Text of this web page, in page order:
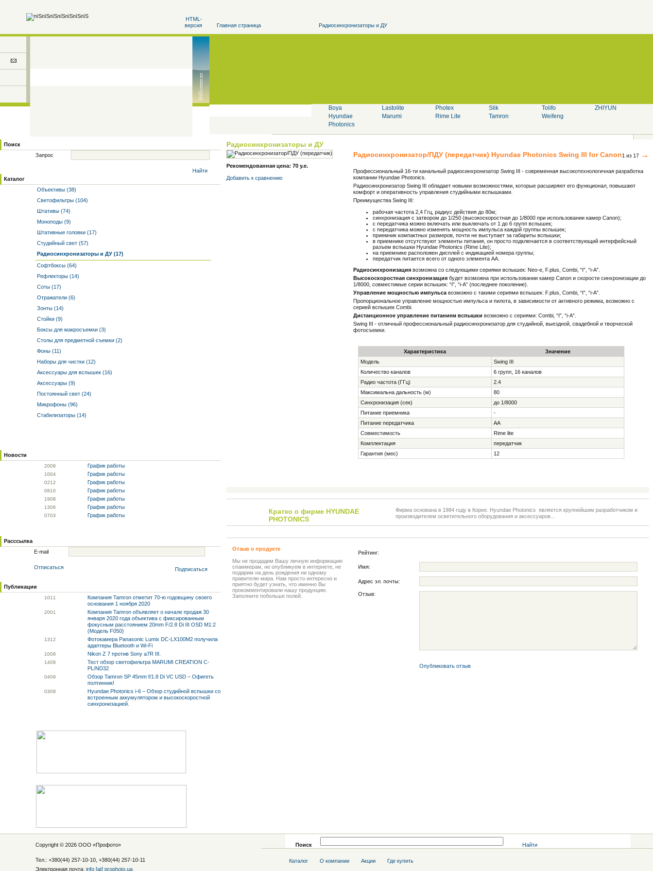
HTML-
версия
Главная страница Радиосинхронизаторы и ДУ
Boya
Hyundae
Photonics
Lastolite
Marumi
Photex
Rime Lite
Slik
Tamron
Tolifo
Weifeng
ZHIYUN
Поиск
Запрос
Найти
Каталог
Объективы (38)
Светофильтры (104)
Штативы (74)
Моноподы (9)
Штативные головки (17)
Студийный свет (57)
Радиосинхронизаторы и ДУ (17)
Софтбоксы (64)
Рефлекторы (14)
Соты (17)
Отражатели (6)
Зонты (14)
Стойки (9)
Боксы для макросъемки (3)
Столы для предметной съемки (2)
Фоны (11)
Наборы для чистки (12)
Аксессуары для вспышек (16)
Аксессуары (9)
Постоянный свет (24)
Микрофоны (96)
Стабилизаторы (14)
Новости
2008 График работы
1004 График работы
0212 График работы
0810 График работы
1908 График работы
1306 График работы
0703 График работы
Расссылка
E-mail
Отписаться Подписаться
Публикации
1011
Компания Tamron отметит 70-ю годовщину своего
основания 1 ноября 2020
2001
Компания Tamron объявляет о начале продаж 30
января 2020 года объектива с фиксированным
фокусным расстоянием 20mm F/2.8 Di III OSD M1:2
(Модель F050)
1312
Фотокамера Panasonic Lumix DC-LX100M2 получила
адаптеры Bluetooth и Wi-Fi
1009 Nikon Z 7 против Sony a7R III.
1409
Тест обзор светофильтра MARUMI CREATION C-
PL/ND32
0409
Обзор Tamron SP 45mm f/1.8 Di VC USD – Офигеть
полтинник!
0309
Hyundae Photonics i-6 – Обзор студийной вспышки со
встроенным аккумулятором и высокоскоростной
синхронизацией.
Радиосинхронизаторы и ДУ
Рекомендованная цена: 70 у.е.
Добавить к cравнению
1 из 17 →
Радиосинхронизатор/ПДУ (передатчик) Hyundae Photonics Swing III for Canon
Профессиональный 16-ти канальный радиосинхронизатор Swing III - современная высокотехнологичная разработка
компании Hyundae Photonics.
Радиосинхронизатор Swing III обладает новыми возможностями, которые расширяют его функционал, повышают
комфорт и оперативность управления студийными вспышками.
Преимущества Swing III:
рабочая частота 2,4 Ггц, радиус действия до 80м;
синхронизация с затвором до 1/250 (высокоскоростная до 1/8000 при использовании камер Canon);
с передатчика можно включать или выключать от 1 до 6 групп вспышек;
с передатчика можно изменять мощность импульса каждой группы вспышек;
приемник компактных размеров, почти не выступает за габариты вспышки;
в приемнике отсутствуют элементы питания, он просто подключается в соответствующий интерфейсный
разъем вспышки Hyundae Photonics (Rime Lite);
на приемнике расположен дисплей с индикацией номера группы;
передатчик питается всего от одного элемента АА.
Радиосинхронизация возможна со следующими сериями вспышек: Neo-e, F.plus, Combi, “I”, “i-A”.
Высокоскоростная синхронизация будет возможна при использовании камер Canon и скорости синхронизации до
1/8000, совместимые серии вспышек: “I”, “i-A” (последнее поколение).
Управление мощностью импульса возможно с такими сериями вспышек: F.plus, Combi, “I”, “i-A”.
Пропорциональное управление мощностью импульса и пилота, в зависимости от активного режима, возможно с
серией вспышек Combi.
Дистанционное управление питанием вспышки возможно с сериями: Combi, “I”, “i-A”.
Swing III - отличный профессиональный радиосинхронизатор для студийной, выездной, свадебной и творческой
фотосъемки.
Характеристика
Значение
Модель
Swing III
Количество каналов
6 групп, 16 каналов
Радио частота (ГГц)
2.4
Максимальна дальность (м)
80
Синхронизация (сек)
до 1/8000
Питание приемника
-
Питание передатчика
AA
Совместимость
Rime lite
Комплектация
передатчик
Гарантия (мес)
12
Кратко о фирме HYUNDAE
PHOTONICS
Фирма основана в 1984 году в Корее. Hyundae Photonics является крупнейшим разработчиком и
производителем осветительного оборудования и аксессуаров...
Отзыв о продукте
Мы не продадим Вашу личную информацию
спаммерам, не опубликуем в интернете, не
подарим на день рождения ни одному
правителю мира. Нам просто интересно и
приятно будет узнать, что именно Вы
прокомментировали нашу продукцию.
Заполните побольше полей.
Рейтинг:
Имя:
Адрес эл. почты:
Отзыв:
Опубликовать отзыв
Copyright © 2026 ООО «Профото»
Тел.: +380(44) 257-10-10, +380(44) 257-10-11
Электронная почта: info [at] prophoto.ua
Поиск Найти
Каталог О компании Акции Где купить